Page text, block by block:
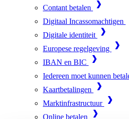
Contant betalen
Digitaal Incassomachtigen
Digitale identiteit
Europese regelgeving
IBAN en BIC
Iedereen moet kunnen
Kaartbetalingen
Marktinfrastructuur
Online betalen